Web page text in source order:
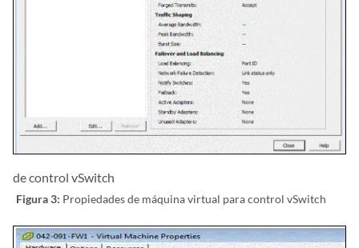
de control vSwitch
Figura 3: Propiedades de máquina virtual para control vSwitch